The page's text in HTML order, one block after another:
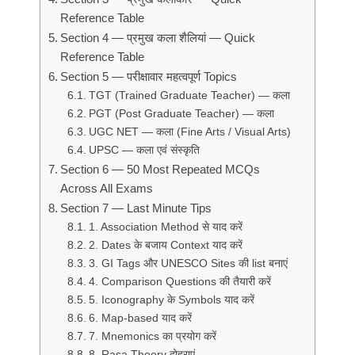
Reference Table
Section 4 — प्रमुख कला शैलियां — Quick
Reference Table
Section 5 — परीक्षावार महत्वपूर्ण Topics
TGT (Trained Graduate Teacher) — कला
PGT (Post Graduate Teacher) — कला
UGC NET — कला (Fine Arts / Visual Arts)
UPSC — कला एवं संस्कृति
Section 6 — 50 Most Repeated MCQs
Across All Exams
Section 7 — Last Minute Tips
1. Association Method से याद करें
2. Dates के बजाय Context याद करें
3. GI Tags और UNESCO Sites की list बनाएं
4. Comparison Questions की तैयारी करें
5. Iconography के Symbols याद करें
6. Map-based याद करें
7. Mnemonics का प्रयोग करें